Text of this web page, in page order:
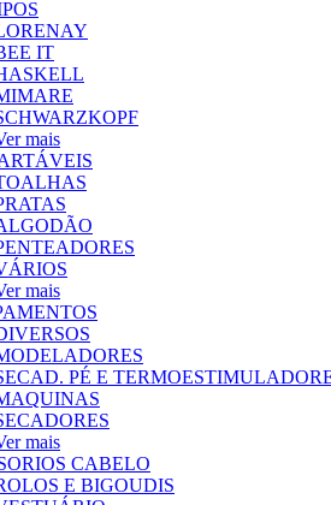
IT
mais
mais
PÉ E
mais
CABELO
E BIGOUDIS